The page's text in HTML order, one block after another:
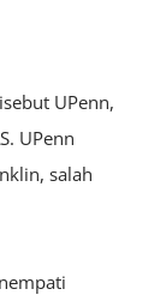
UPenn,
UPenn
salah